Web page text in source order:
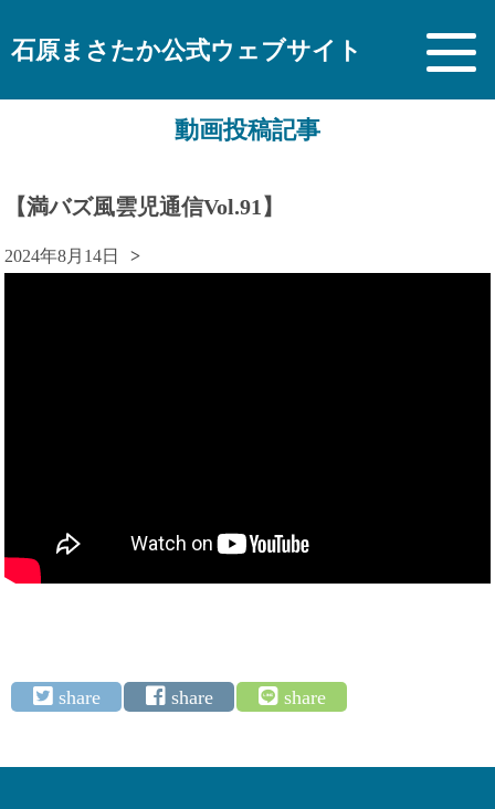
石原まさたか公式ウェブサイト
動画投稿記事
【満バズ風雲児通信Vol.91】
2024年8月14日